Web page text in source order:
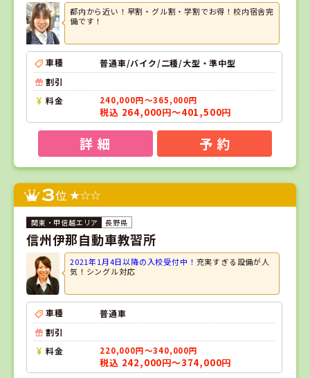
都内から近い！早割・グル割・学割でお得！校内宿舎完
備です！
車種
普通車/バイク/二種/大型・準中型
割引
料金
240,000円～365,000円
税込 264,000円～401,500円
詳 細 予 約
3位
長野県
信州伊那自動車教習所
2021年1月4日以降の入校受付中！ 充実すぎる設備が人
気！シングル対応
車種
普通車
割引
料金
220,000円～340,000円
税込 242,000円～374,000円